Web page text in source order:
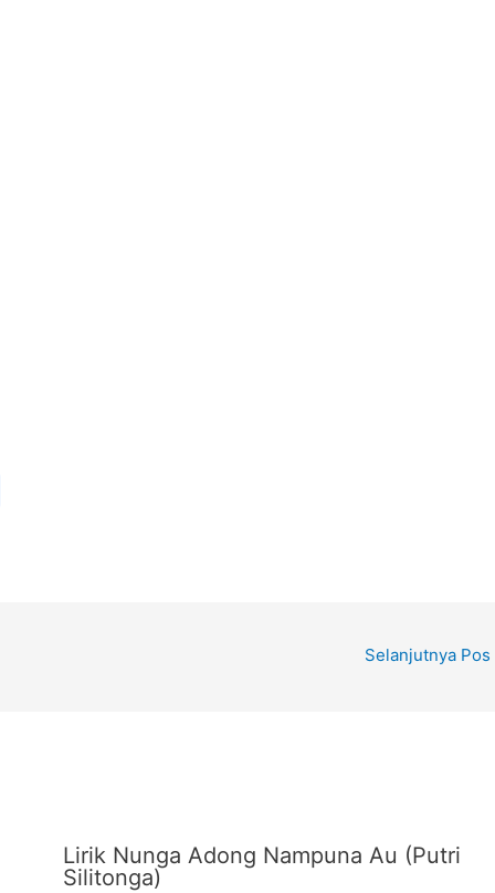
Selanjutnya Pos
Lirik Nunga Adong Nampuna Au (Putri
Silitonga)